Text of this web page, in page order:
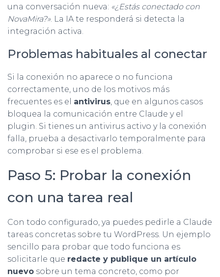
una conversación nueva: «¿Estás conectado con
NovaMira?». La IA te responderá si detecta la
integración activa.
Problemas habituales al conectar
Si la conexión no aparece o no funciona
correctamente, uno de los motivos más
frecuentes es el antivirus, que en algunos casos
bloquea la comunicación entre Claude y el
plugin. Si tienes un antivirus activo y la conexión
falla, prueba a desactivarlo temporalmente para
comprobar si ese es el problema.
Paso 5: Probar la conexión
con una tarea real
Con todo configurado, ya puedes pedirle a Claude
tareas concretas sobre tu WordPress. Un ejemplo
sencillo para probar que todo funciona es
solicitarle que redacte y publique un artículo
nuevo sobre un tema concreto, como por